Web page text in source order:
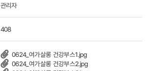
관리자
408
0624_여가살롱 건강부스1.jpg
0624_여가살롱 건강부스2.jpg